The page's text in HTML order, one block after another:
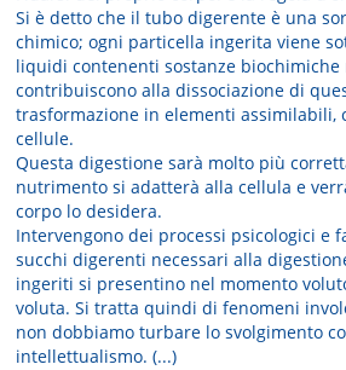
Si è detto che il tubo digerente è una
chimico; ogni particella ingerita viene
liquidi contenenti sostanze biochimiche
contribuiscono alla dissociazione di
trasformazione in elementi assimilabili,
cellule.
Questa digestione sarà molto più
nutrimento si adatterà alla cellula e
corpo lo desidera.
Intervengono dei processi psicologici e
succhi digerenti necessari alla
ingeriti si presentino nel momento
voluta. Si tratta quindi di fenomeni
non dobbiamo turbare lo svolgimento
intellettualismo. (...)